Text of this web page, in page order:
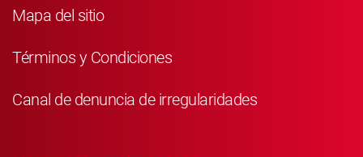
Mapa del sitio
Términos y Condiciones
Canal de denuncia de irregularidades